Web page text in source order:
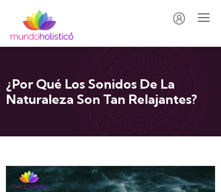
¿Por Qué Los Sonidos De La
Naturaleza Son Tan Relajantes?